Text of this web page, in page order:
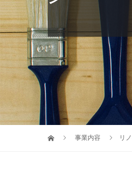
事業内容 リ